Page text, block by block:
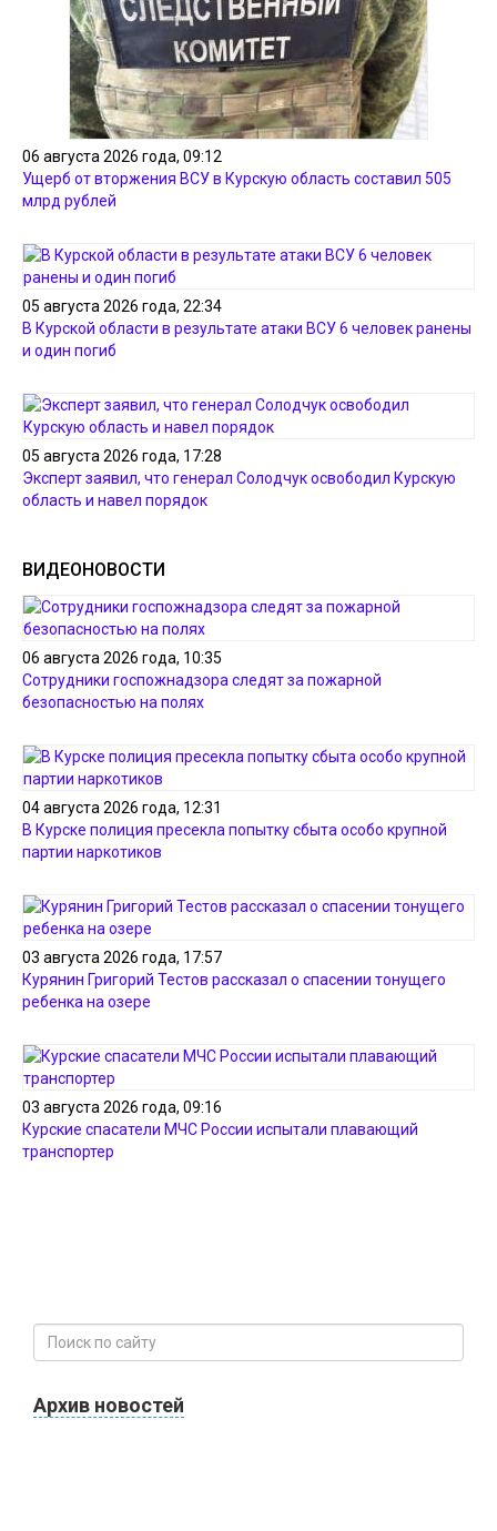
06 августа 2026 года, 09:12
Ущерб от вторжения ВСУ в Курскую область составил 505
млрд рублей
05 августа 2026 года, 22:34
В Курской области в результате атаки ВСУ 6 человек ранены
и один погиб
05 августа 2026 года, 17:28
Эксперт заявил, что генерал Солодчук освободил Курскую
область и навел порядок
ВИДЕОНОВОСТИ
06 августа 2026 года, 10:35
Сотрудники госпожнадзора следят за пожарной
безопасностью на полях
04 августа 2026 года, 12:31
В Курске полиция пресекла попытку сбыта особо крупной
партии наркотиков
03 августа 2026 года, 17:57
Курянин Григорий Тестов рассказал о спасении тонущего
ребенка на озере
03 августа 2026 года, 09:16
Курские спасатели МЧС России испытали плавающий
транспортер
Архив новостей